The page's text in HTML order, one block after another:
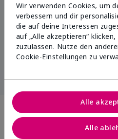
Pink
Lives®
Wir verwenden Cookies, um
verbessern und dir
die auf deine Interessen
auf „Alle akzeptieren“
zuzulassen. Nutze den
Cookie-Einstellungen zu
Alle
Alle